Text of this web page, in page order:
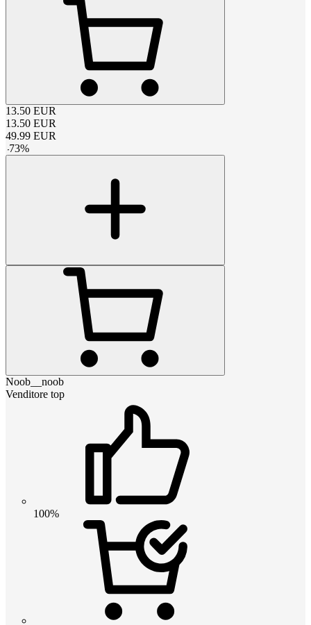
13.50 EUR
13.50 EUR
49.99 EUR
-73%
Noob__noob
Venditore top
100%